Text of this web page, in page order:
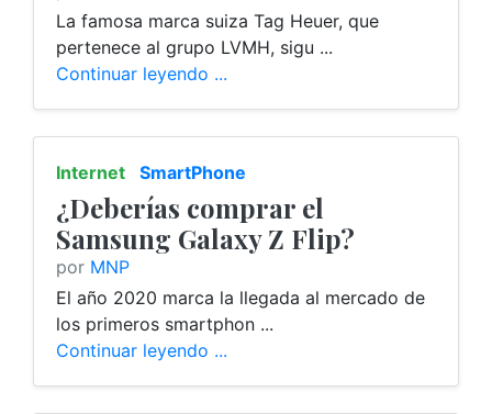
La famosa marca suiza Tag Heuer, que
pertenece al grupo LVMH, sigu ...
Continuar leyendo ...
Internet SmartPhone
¿Deberías comprar el
Samsung Galaxy Z Flip?
por MNP
El año 2020 marca la llegada al mercado de
los primeros smartphon ...
Continuar leyendo ...